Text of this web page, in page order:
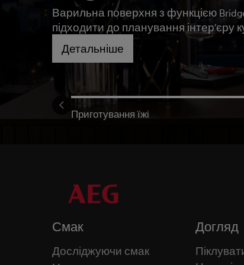
Варильна поверхня з функцією
підходити до планування інтер’єру
Детальніше
Приготування їжі
Смак
Досліджуючи смак
Догляд